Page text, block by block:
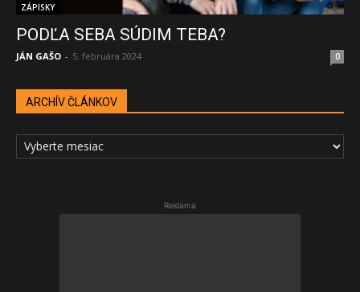
ZÁPISKY
PODĽA SEBA SÚDIM TEBA?
JÁN GAŠO - 5. februára 2024 0
ARCHÍV ČLÁNKOV
ARCHÍV
ČLÁNKOV
Reklama